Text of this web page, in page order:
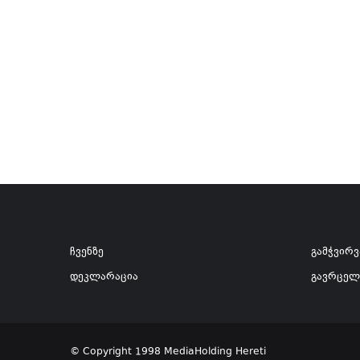
ჩვენზე
დეკლარაცია
© Copyright 1998 MediaHolding Hereti